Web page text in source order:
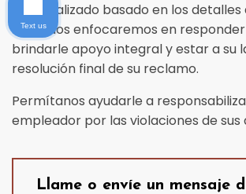
personalizado basado en los
legal. Nos enfocaremos en
brindarle apoyo integral y estar a su
resolución final de su reclamo.
Permítanos ayudarle a
empleador por las violaciones de sus
Llame o envíe un mensaje
Text us